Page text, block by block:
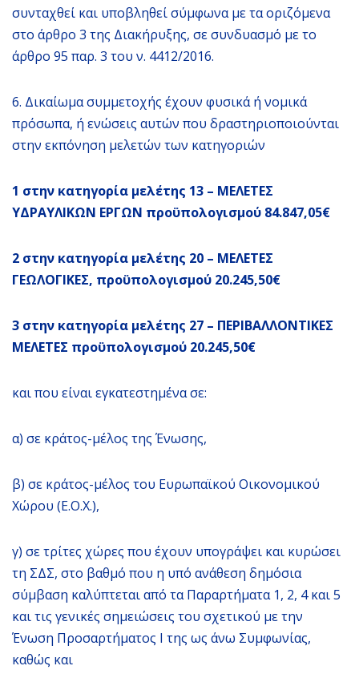
συνταχθεί και υποβληθεί σύμφωνα με τα οριζόμενα
στο άρθρο 3 της Διακήρυξης, σε συνδυασμό με το
άρθρο 95 παρ. 3 του ν. 4412/2016.
6. Δικαίωμα συμμετοχής έχουν φυσικά ή νομικά
πρόσωπα, ή ενώσεις αυτών που δραστηριοποιούνται
στην εκπόνηση μελετών των κατηγοριών
1 στην κατηγορία μελέτης 13 – ΜΕΛΕΤΕΣ
ΥΔΡΑΥΛΙΚΩΝ ΕΡΓΩΝ προϋπολογισμού 84.847,05€
2 στην κατηγορία μελέτης 20 – ΜΕΛΕΤΕΣ
ΓΕΩΛΟΓΙΚΕΣ, προϋπολογισμού 20.245,50€
3 στην κατηγορία μελέτης 27 – ΠΕΡΙΒΑΛΛΟΝΤΙΚΕΣ
ΜΕΛΕΤΕΣ προϋπολογισμού 20.245,50€
και που είναι εγκατεστημένα σε:
α) σε κράτος-μέλος της Ένωσης,
β) σε κράτος-μέλος του Ευρωπαϊκού Οικονομικού
Χώρου (Ε.Ο.Χ.),
γ) σε τρίτες χώρες που έχουν υπογράψει και κυρώσει
τη ΣΔΣ, στο βαθμό που η υπό ανάθεση δημόσια
σύμβαση καλύπτεται από τα Παραρτήματα 1, 2, 4 και 5
και τις γενικές σημειώσεις του σχετικού με την
Ένωση Προσαρτήματος I της ως άνω Συμφωνίας,
καθώς και